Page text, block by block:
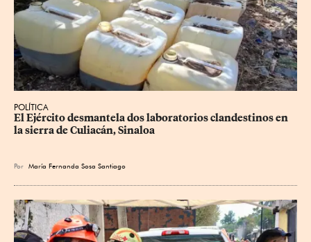
POLÍTICA
El Ejército desmantela dos laboratorios clandestinos en
la sierra de Culiacán, Sinaloa
Por María Fernanda Sosa Santiago